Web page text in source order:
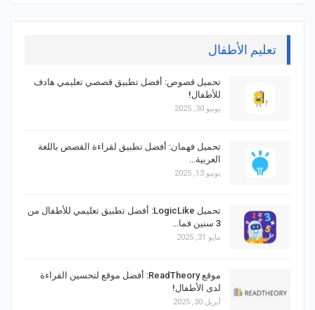
تعليم الأطفال
تحميل قصوص: أفضل تطبيق قصصي تعليمي هادف
للأطفال!
يونيو 30, 2025
تحميل فهمان: أفضل تطبيق لقراءة القصص باللغة
العربية…
يونيو 13, 2025
تحميل LogicLike: أفضل تطبيق تعليمي للأطفال من
3 سنين فما…
مايو 31, 2025
موقع ReadTheory: أفضل موقع لتحسين القراءة
لدى الأطفال!
أبريل 30, 2025